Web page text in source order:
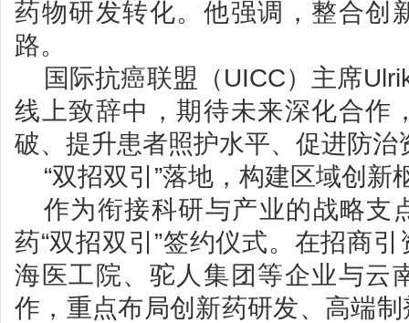
药物研发转化。他强调，整合创
路。
国际抗癌联盟（UICC）主席
线上致辞中，期待未来深化合作
破、提升患者照护水平、促进防治
“双招双引”落地，构建区域创新
作为衔接科研与产业的战略支
药“双招双引”签约仪式。在招商
海医工院、驼人集团等企业与云
作，重点布局创新药研发、高端